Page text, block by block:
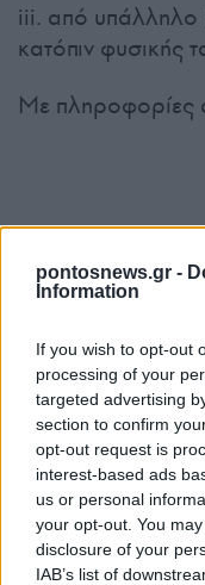
pontosnews.gr -
Information
If you wish to opt-out
processing of your
targeted advertising
section to confirm
opt-out request is
interest-based ads
us or personal
your opt-out. You
disclosure of your
IAB’s list of
iii. από
κατόπιν φυσικής
Με
News